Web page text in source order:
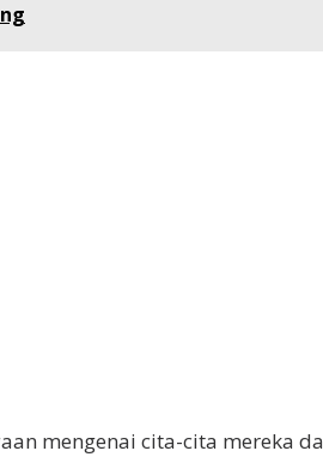
mengenai cita-cita mereka